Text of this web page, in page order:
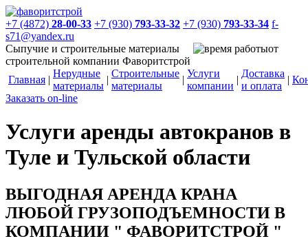
+7 (4872) 28-00-33 +7 (930) 793-33-32 +7 (930) 793-33-34 f-
s71@yandex.ru
Сыпучие и строительные материалы
от
строительной компании Фаворитстрой
Главная |
Нерудные
материалы
|
Строительные
материалы
|
Услуги
компании
|
Доставка
и оплата
|
Заказать on-line
Услуги аренды автокранов в
Туле и Тульской области
ВЫГОДНАЯ АРЕНДА КРАНА
ЛЮБОЙ ГРУЗОПОДЪЕМНОСТИ В
КОМПАНИИ " ФАВОРИТСТРОЙ "